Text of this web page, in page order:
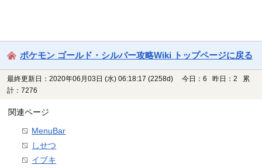
ポケモン ゴールド・シルバー攻略Wiki トップページに戻る
最終更新日：2020年06月03日 (水) 06:18:17 (2258d)
今日：6 昨日：2 累
計：7276
関連ページ
MenuBar
しせつ
イブキ